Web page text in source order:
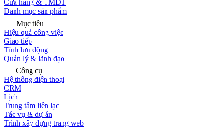
Cửa hàng & TMĐT
Danh mục sản phẩm
Mục tiêu
Hiệu quả công việc
Giao tiếp
Tính lưu động
Quản lý & lãnh đạo
Công cụ
Hệ thống điện thoại
CRM
Lịch
Trung tâm liên lạc
Tác vụ & dự án
Trình xây dựng trang web